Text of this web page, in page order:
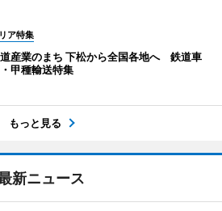
ア特集
産業のまち 下松から全国各地へ 鉄道車
甲種輸送特集
もっと見る
新ニュース